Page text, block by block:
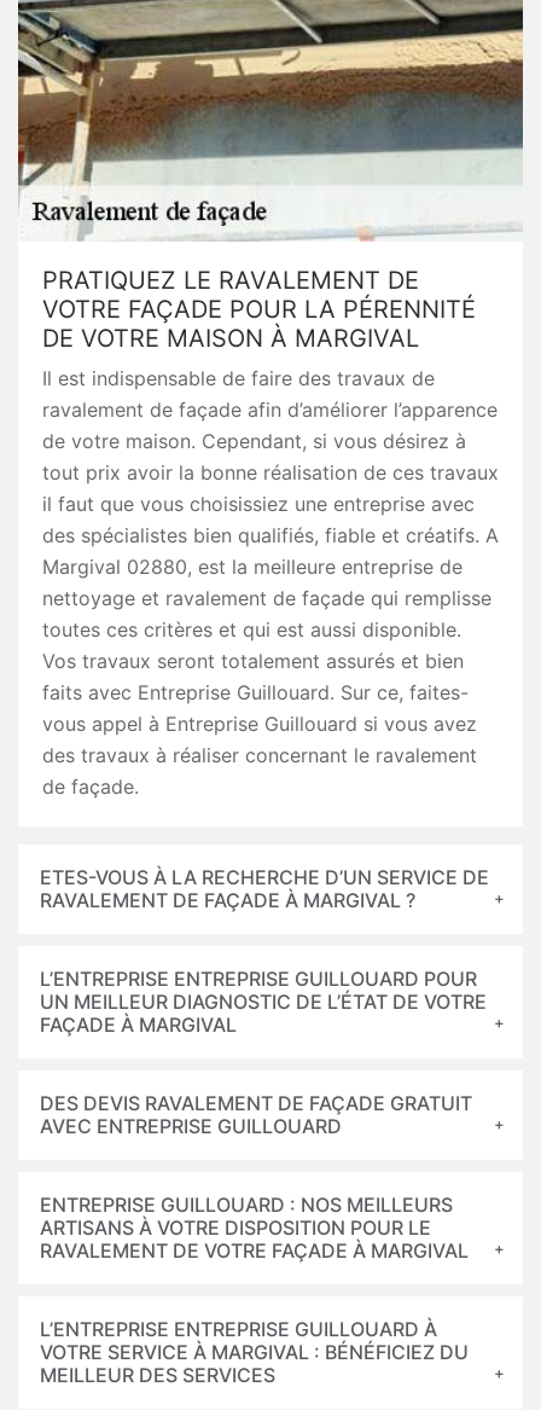
PRATIQUEZ LE RAVALEMENT DE
VOTRE FAÇADE POUR LA PÉRENNITÉ
DE VOTRE MAISON À MARGIVAL
Il est indispensable de faire des travaux de
ravalement de façade afin d’améliorer l’apparence
de votre maison. Cependant, si vous désirez à
tout prix avoir la bonne réalisation de ces travaux
il faut que vous choisissiez une entreprise avec
des spécialistes bien qualifiés, fiable et créatifs. A
Margival 02880, est la meilleure entreprise de
nettoyage et ravalement de façade qui remplisse
toutes ces critères et qui est aussi disponible.
Vos travaux seront totalement assurés et bien
faits avec Entreprise Guillouard. Sur ce, faites-
vous appel à Entreprise Guillouard si vous avez
des travaux à réaliser concernant le ravalement
de façade.
ETES-VOUS À LA RECHERCHE D’UN SERVICE DE
RAVALEMENT DE FAÇADE À MARGIVAL ?
L’ENTREPRISE ENTREPRISE GUILLOUARD POUR
UN MEILLEUR DIAGNOSTIC DE L’ÉTAT DE VOTRE
FAÇADE À MARGIVAL
DES DEVIS RAVALEMENT DE FAÇADE GRATUIT
AVEC ENTREPRISE GUILLOUARD
ENTREPRISE GUILLOUARD : NOS MEILLEURS
ARTISANS À VOTRE DISPOSITION POUR LE
RAVALEMENT DE VOTRE FAÇADE À MARGIVAL
L’ENTREPRISE ENTREPRISE GUILLOUARD À
VOTRE SERVICE À MARGIVAL : BÉNÉFICIEZ DU
MEILLEUR DES SERVICES